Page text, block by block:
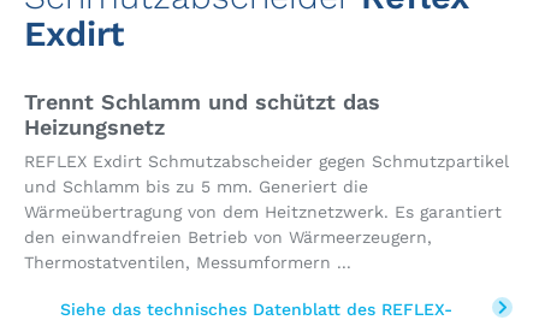
Exdirt
Trennt Schlamm und schützt das
Heizungsnetz
REFLEX Exdirt Schmutzabscheider gegen Schmutzpartikel
und Schlamm bis zu 5 mm. Generiert die
Wärmeübertragung von dem Heitznetzwerk. Es garantiert
den einwandfreien Betrieb von Wärmeerzeugern,
Thermostatventilen, Messumformern ...
Siehe das technisches Datenblatt des REFLEX-